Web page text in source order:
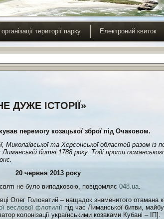
території парку Електроний квиток
ДУЖЕ ІСТОРІЇ»
перемогу козацької зброї під Очаковом.
Миколаївської та Херсонської областей разом із
Лиманській битві 1788 року. Тоді проти
20 червня 2013 року
не було випадковою, повідомляє 048.ua.
Олег Головатий – нащадок знаменитого отамана
веслової флотилії під час Лиманської битви,
колонізації українськими козаками Кубані – ІП].